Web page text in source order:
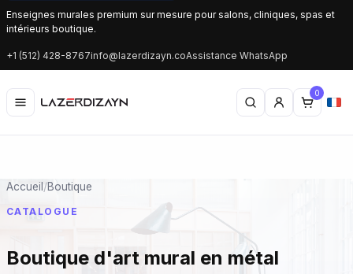
Enseignes murales premium sur mesure pour salons, cliniques, spas et
intérieurs boutique.
+1 (512) 428-8767info@lazerdizayn.coAssistance WhatsApp
0
Accueil/Boutique
CATALOGUE
Boutique d'art mural en métal